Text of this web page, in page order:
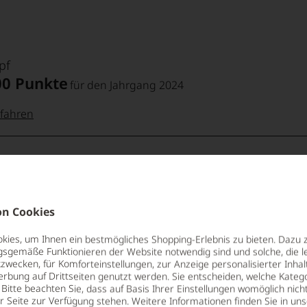
Cookies
um Ihnen ein bestmögliches Shopping-Erlebnis zu bieten. Dazu
Funktionieren der Website notwendig sind und solche, die
für Komforteinstellungen, zur Anzeige personalisierter
auf Drittseiten genutzt werden. Sie entscheiden, welche
beachten Sie, dass auf Basis Ihrer Einstellungen womöglich
Seite zur Verfügung stehen. Weitere Informationen finden Sie in
Punkte für den Jahrgang 2024
Punkte
Punkte:
und
Galloni
Punktefür den Jahrgang 2024